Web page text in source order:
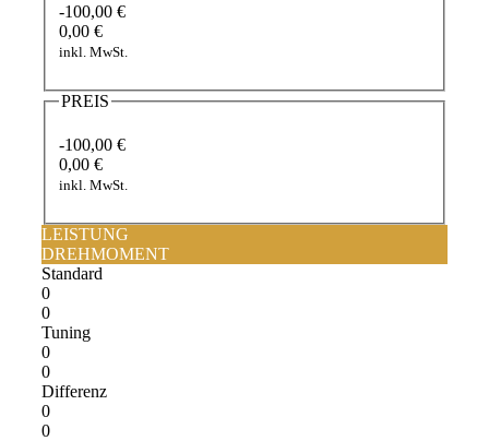
-100,00 €
0,00 €
inkl. MwSt.
PREIS
-100,00 €
0,00 €
inkl. MwSt.
LEISTUNG
DREHMOMENT
Standard
0
0
Tuning
0
0
Differenz
0
0